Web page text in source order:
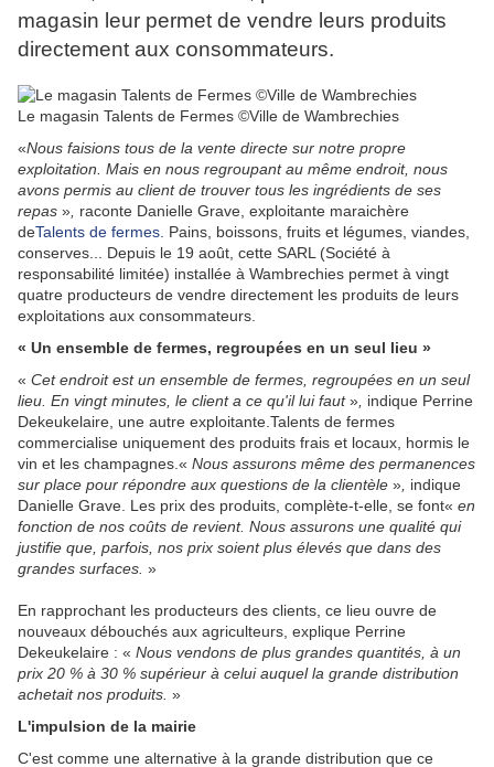
magasin leur permet de vendre leurs produits
directement aux consommateurs.
Le magasin Talents de Fermes ©Ville de Wambrechies
«Nous faisions tous de la vente directe sur notre propre
exploitation. Mais en nous regroupant au même endroit, nous
avons permis au client de trouver tous les ingrédients de ses
repas » raconte Danielle Grave, exploitante maraichère
deTalents de fermes. Pains, boissons, fruits et légumes, viandes,
conserves... Depuis le 19 août, cette SARL (Société à
responsabilité limitée) installée à Wambrechies permet à vingt
quatre producteurs de vendre directement les produits de leurs
exploitations aux consommateurs.
« Un ensemble de fermes, regroupées en un seul lieu »
« Cet endroit est un ensemble de fermes, regroupées en un seul
lieu. En vingt minutes, le client a ce qu'il lui faut» indique Perrine
Dekeukelaire, une autre exploitante.Talents de fermes
commercialise uniquement des produits frais et locaux, hormis le
vin et les champagnes.« Nous assurons même des permanences
sur place pour répondre aux questions de la clientèle » indique
Danielle Grave. Les prix des produits, complète-t-elle, se font« en
fonction de nos coûts de revient. Nous assurons une qualité qui
justifie que, parfois, nos prix soient plus élevés que dans des
grandes surfaces. »
En rapprochant les producteurs des clients, ce lieu ouvre de
nouveaux débouchés aux agriculteurs, explique Perrine
Dekeukelaire : « Nous vendons de plus grandes quantités, à un
prix 20 % à 30 % supérieur à celui auquel la grande distribution
achetait nos produits. »
L'impulsion de la mairie
C'est comme une alternative à la grande distribution que ce